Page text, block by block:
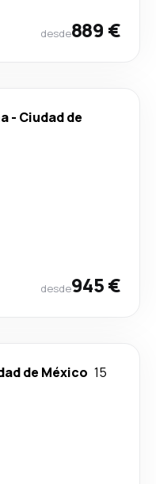
desde889 €
- Ciudad de
desde945 €
de México 15